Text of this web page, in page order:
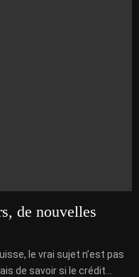
de nouvelles
le vrai sujet n’est pas
de savoir si le crédit...